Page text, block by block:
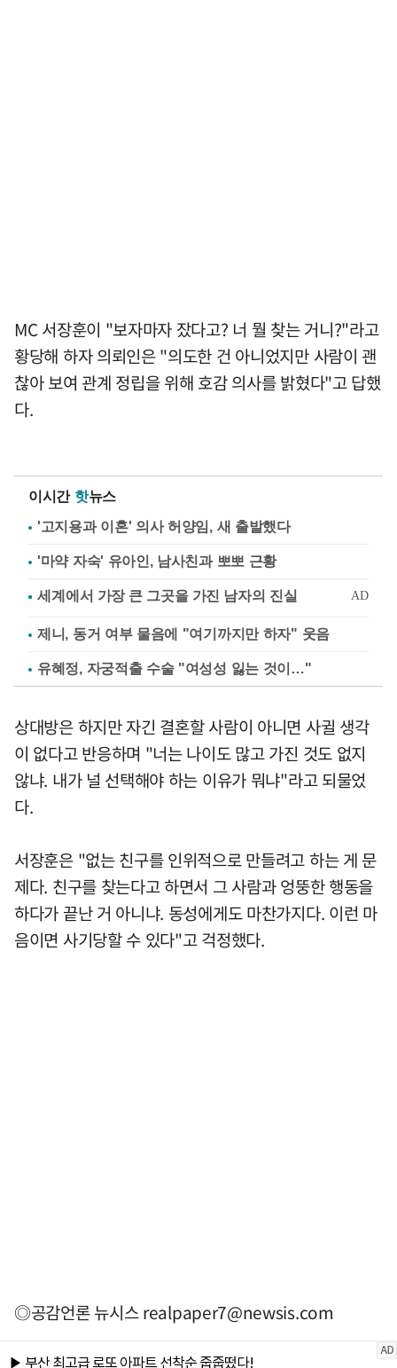
MC 서장훈이 "보자마자 잤다고? 너 뭘 찾는 거니?"라고
황당해 하자 의뢰인은 "의도한 건 아니었지만 사람이 괜
찮아 보여 관계 정립을 위해 호감 의사를 밝혔다"고 답했
다.
이시간 핫뉴스
'고지용과 이혼' 의사 허양임, 새 출발했다
'마약 자숙' 유아인, 남사친과 뽀뽀 근황
제니, 동거 여부 물음에 "여기까지만 하자" 웃음
유혜정, 자궁적출 수술 "여성성 잃는 것이…"
상대방은 하지만 자긴 결혼할 사람이 아니면 사귈 생각
이 없다고 반응하며 "너는 나이도 많고 가진 것도 없지
않냐. 내가 널 선택해야 하는 이유가 뭐냐"라고 되물었
다.
서장훈은 "없는 친구를 인위적으로 만들려고 하는 게 문
제다. 친구를 찾는다고 하면서 그 사람과 엉뚱한 행동을
하다가 끝난 거 아니냐. 동성에게도 마찬가지다. 이런 마
음이면 사기당할 수 있다"고 걱정했다.
◎공감언론 뉴시스realpaper7@newsis.com